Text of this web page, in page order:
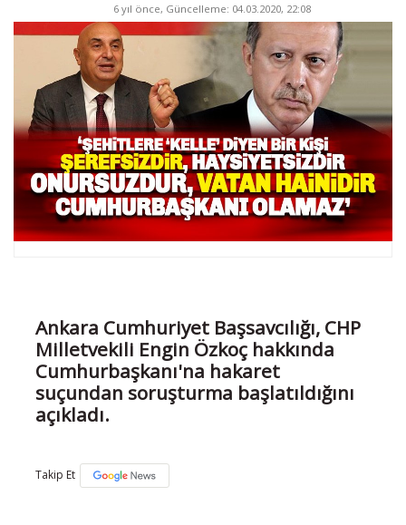
6 yıl önce, Güncelleme: 04.03.2020, 22:08
Ankara Cumhuriyet Başsavcılığı, CHP
Milletvekili Engin Özkoç hakkında
Cumhurbaşkanı'na hakaret
suçundan soruşturma başlatıldığını
açıkladı.
Takip Et